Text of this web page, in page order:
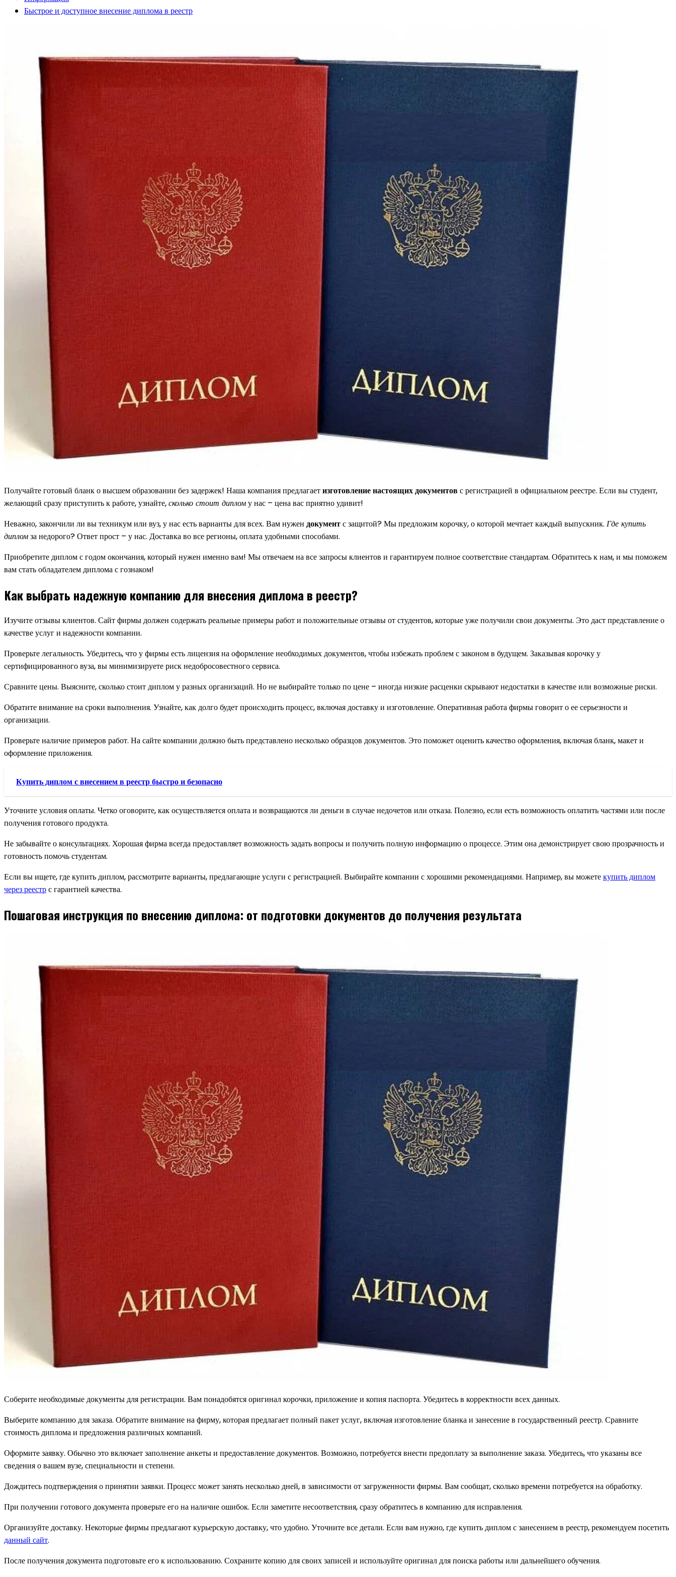
Быстрое и доступное внесение диплома в реестр
Получайте готовый бланк о высшем образовании без задержек! Наша компания предлагаетизготовление настоящих документовс регистрацией в официальном реестре. Если вы студент,
желающий сразу приступить к работе, узнайте,сколько стоит диплому нас – цена вас приятно удивит!
Неважно, закончили ли вы техникум или вуз, у нас есть варианты для всех. Вам нужен документс защитой? Мы предложим корочку, о которой мечтает каждый выпускник. Где купить
дипломза недорого? Ответ прост – у нас. Доставка во все регионы, оплата удобными способами.
Приобретите диплом с годом окончания, который нужен именно вам! Мы отвечаем на все запросы клиентов и гарантируем полное соответствие стандартам. Обратитесь к нам, и мы поможем
вам стать обладателем диплома с гознаком!
Как выбрать надежную компанию для внесения диплома в реестр?
Изучите отзывы клиентов. Сайт фирмы должен содержать реальные примеры работ и положительные отзывы от студентов, которые уже получили свои документы. Это даст представление о
качестве услуг и надежности компании.
Проверьте легальность. Убедитесь, что у фирмы есть лицензия на оформление необходимых документов, чтобы избежать проблем с законом в будущем. Заказывая корочку у
сертифицированного вуза, вы минимизируете риск недобросовестного сервиса.
Сравните цены. Выясните, сколько стоит диплом у разных организаций. Но не выбирайте только по цене – иногда низкие расценки скрывают недостатки в качестве или возможные риски.
Обратите внимание на сроки выполнения. Узнайте, как долго будет происходить процесс, включая доставку и изготовление. Оперативная работа фирмы говорит о ее серьезности и
организации.
Проверьте наличие примеров работ. На сайте компании должно быть представлено несколько образцов документов. Это поможет оценить качество оформления, включая бланк, макет и
оформление приложения.
Купить диплом с внесением в реестр быстро и безопасно
Уточните условия оплаты. Четко оговорите, как осуществляется оплата и возвращаются ли деньги в случае недочетов или отказа. Полезно, если есть возможность оплатить частями или после
получения готового продукта.
Не забывайте о консультациях. Хорошая фирма всегда предоставляет возможность задать вопросы и получить полную информацию о процессе. Этим она демонстрирует свою прозрачность и
готовность помочь студентам.
Если вы ищете, где купить диплом, рассмотрите варианты, предлагающие услуги с регистрацией. Выбирайте компании с хорошими рекомендациями. Например, вы можетекупить диплом
через реестрс гарантией качества.
Пошаговая инструкция по внесению диплома: от подготовки документов до получения результата
Соберите необходимые документы для регистрации. Вам понадобятся оригинал корочки, приложение и копия паспорта. Убедитесь в корректности всех данных.
Выберите компанию для заказа. Обратите внимание на фирму, которая предлагает полный пакет услуг, включая изготовление бланка и занесение в государственный реестр. Сравните
стоимость диплома и предложения различных компаний.
Оформите заявку. Обычно это включает заполнение анкеты и предоставление документов. Возможно, потребуется внести предоплату за выполнение заказа. Убедитесь, что указаны все
сведения о вашем вузе, специальности и степени.
Дождитесь подтверждения о принятии заявки. Процесс может занять несколько дней, в зависимости от загруженности фирмы. Вам сообщат, сколько времени потребуется на обработку.
При получении готового документа проверьте его на наличие ошибок. Если заметите несоответствия, сразу обратитесь в компанию для исправления.
Организуйте доставку. Некоторые фирмы предлагают курьерскую доставку, что удобно. Уточните все детали. Если вам нужно, где купить диплом с занесением в реестр, рекомендуем посетить
данный сайт.
После получения документа подготовьте его к использованию. Сохраните копию для своих записей и используйте оригинал для поиска работы или дальнейшего обучения.